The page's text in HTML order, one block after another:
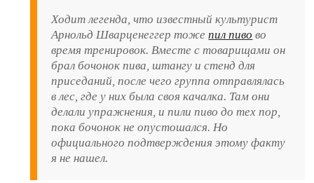
Ходит легенда, что известный культурист
Арнольд Шварценеггер тожепил пиво во
время тренировок. Вместе с товарищами он
брал бочонок пива, штангу и стенд для
приседаний, после чего группа отправлялась
в лес, где у них была своя качалка. Там они
делали упражнения, и пили пиво до тех пор,
пока бочонок не опустошался. Но
официального подтверждения этому факту
я не нашел.